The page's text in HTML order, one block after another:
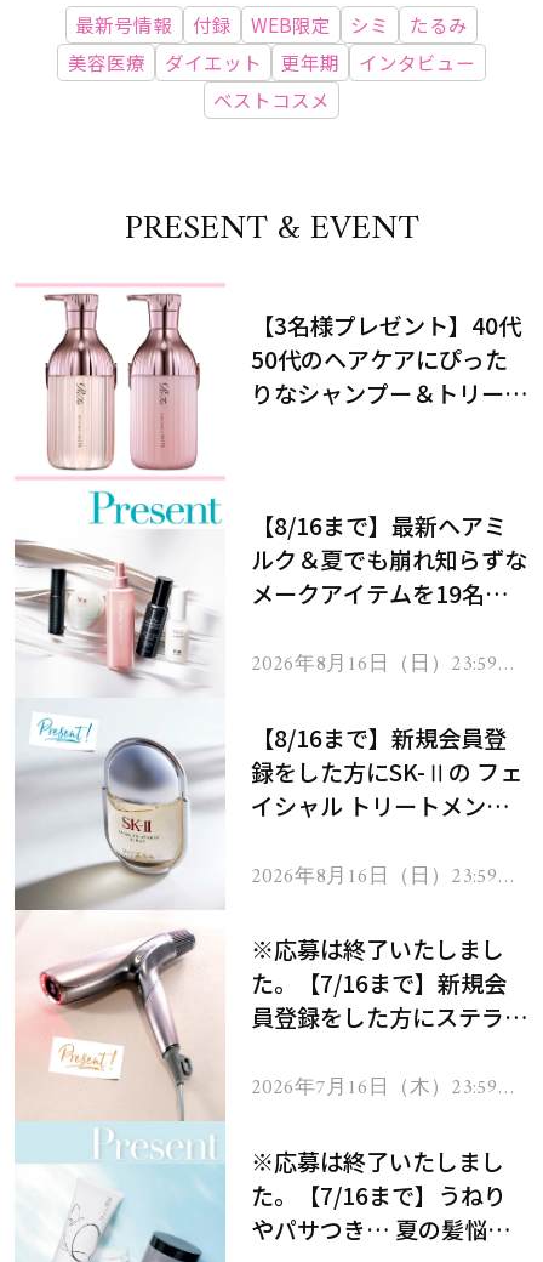
最新号情報 付録 WEB限定 シミ
たるみ
美容医療
ダイエット 更年期
インタビュー
ベストコスメ
PRESENT & EVENT
【3名様プレゼント】40代
50代のヘアケアにぴった
りなシャンプー＆トリート
【8/16まで】最新ヘアミ
ルク＆夏でも崩れ知らずな
メークアイテムを19名様
2026年8月16日（日）23:59ま
【8/16まで】新規会員登
録をした方にSK-Ⅱの フェ
イシャル トリートメント
2026年8月16日（日）23:59ま
※応募は終了いたしまし
た。【7/16まで】新規会
員登録をした方にステラボ
ヘアドライヤー ジュエル
2026年7月16日（木）23:59ま
※応募は終了いたしまし
た。【7/16まで】うねり
やパサつき… 夏の髪悩み